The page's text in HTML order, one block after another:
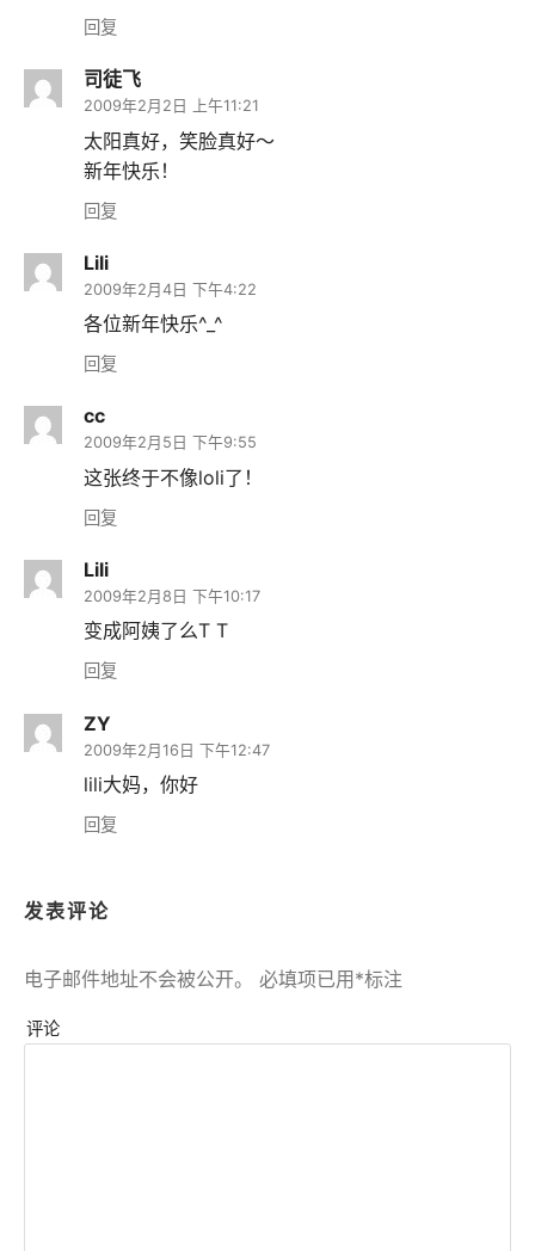
回复
司徒飞
2009年2月2日 上午11:21
太阳真好，笑脸真好～
新年快乐！
回复
Lili
2009年2月4日 下午4:22
各位新年快乐^_^
回复
cc
2009年2月5日 下午9:55
这张终于不像loli了！
回复
Lili
2009年2月8日 下午10:17
变成阿姨了么T T
回复
ZY
2009年2月16日 下午12:47
lili大妈，你好
回复
发表评论
电子邮件地址不会被公开。 必填项已用*标注
评论